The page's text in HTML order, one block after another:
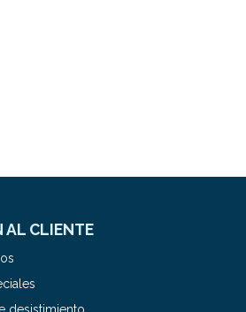
AL CLIENTE
desistimiento